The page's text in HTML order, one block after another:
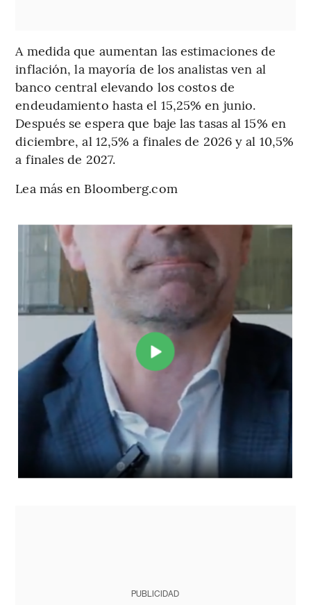
A medida que aumentan las estimaciones de
inflación, la mayoría de los analistas ven al
banco central elevando los costos de
endeudamiento hasta el 15,25% en junio.
Después se espera que baje las tasas al 15% en
diciembre, al 12,5% a finales de 2026 y al 10,5%
a finales de 2027.
Lea más en Bloomberg.com
PUBLICIDAD